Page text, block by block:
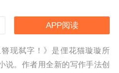
APP阅读
簪现弑字！》是俚花猫璇璇所
说。作者用全新的写作手法创